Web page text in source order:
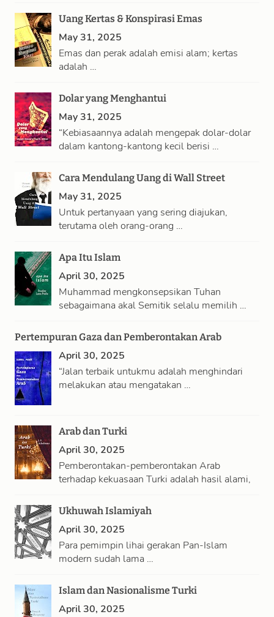
Uang Kertas & Konspirasi Emas
May 31, 2025
Emas dan perak adalah emisi alam; kertas
adalah …
Dolar yang Menghantui
May 31, 2025
“Kebiasaannya adalah mengepak dolar-dolar
dalam kantong-kantong kecil berisi …
Cara Mendulang Uang di Wall Street
May 31, 2025
Untuk pertanyaan yang sering diajukan,
terutama oleh orang-orang …
Apa Itu Islam
April 30, 2025
Muhammad mengkonsepsikan Tuhan
sebagaimana akal Semitik selalu memilih …
Pertempuran Gaza dan Pemberontakan Arab
April 30, 2025
“Jalan terbaik untukmu adalah menghindari
melakukan atau mengatakan …
Arab dan Turki
April 30, 2025
Pemberontakan-pemberontakan Arab
terhadap kekuasaan Turki adalah hasil alami,
Ukhuwah Islamiyah
April 30, 2025
Para pemimpin lihai gerakan Pan-Islam
modern sudah lama …
Islam dan Nasionalisme Turki
April 30, 2025